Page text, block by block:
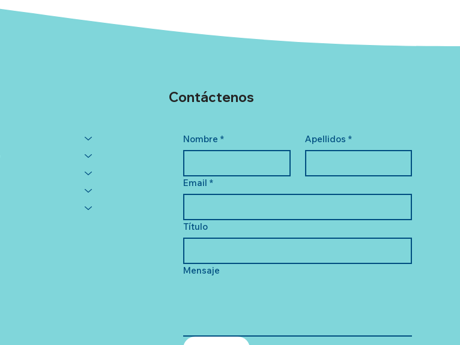
Nombre * Apellidos *
Email *
Título
Mensaje
Contáctenos